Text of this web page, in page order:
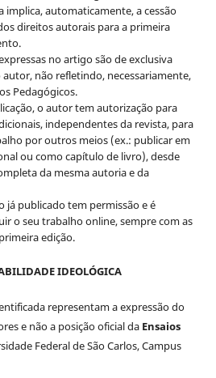
implica, automaticamente, a cessão
direitos autorais para a primeira
no artigo são de exclusiva
não refletindo, necessariamente,
Pedagógicos.
o autor tem autorização para
independentes da revista, para
por outros meios (ex.: publicar em
ou como capítulo de livro), desde
da mesma autoria e da
já publicado tem permissão e é
o seu trabalho online, sempre com as
edição.
IDEOLÓGICA
representam a expressão do
e não a posição oficial da Ensaios
Federal de São Carlos, Campus